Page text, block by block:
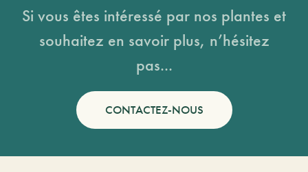
Si vous êtes intéressé par nos plantes et
souhaitez en savoir plus, n’hésitez
pas...
CONTACTEZ-NOUS